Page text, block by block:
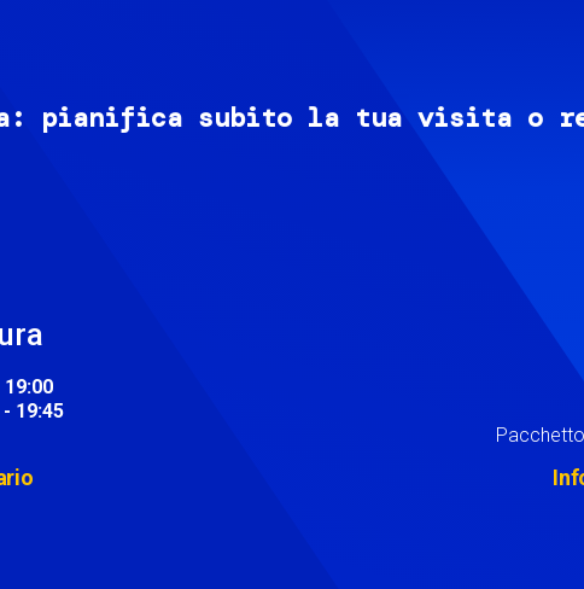
pianifica subito la tua visita o
19:00
- 19:45